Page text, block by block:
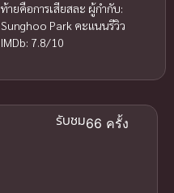
ท้ายคือการเสียสละ ผู้กำกับ:
Sunghoo Park คะแนนรีวิว
IMDb: 7.8/10
รับชม66 ครั้ง